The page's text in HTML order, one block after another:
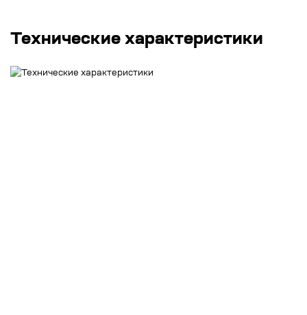
Технические характеристики